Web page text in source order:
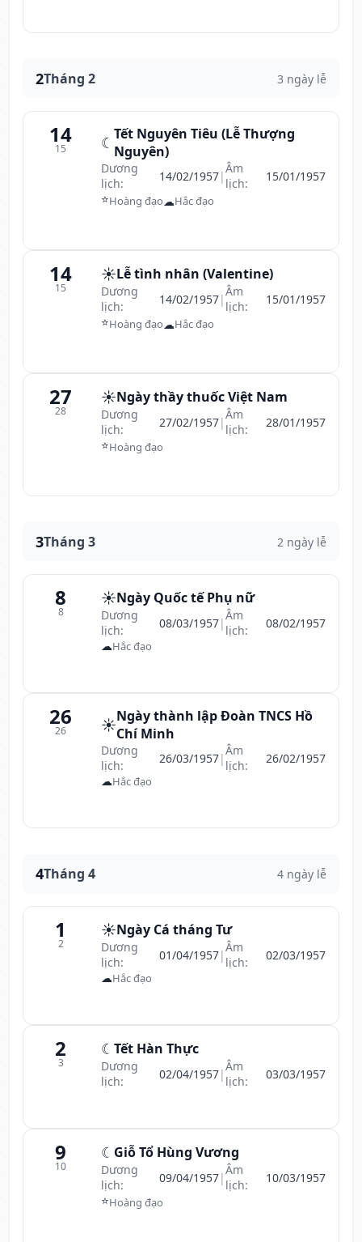
2Tháng 2 3 ngày lễ
14
15 ☾ Tết Nguyên Tiêu (Lễ Thượng
Nguyên)
Dương
lịch:
14/02/1957|Âm
lịch:
15/01/1957
⭐Hoàng đạo☁Hắc đạo
14
15
☀️Lễ tình nhân (Valentine)
Dương
lịch:
14/02/1957|Âm
lịch:
15/01/1957
⭐Hoàng đạo☁Hắc đạo
27
28
☀️Ngày thầy thuốc Việt Nam
Dương
lịch:
27/02/1957|Âm
lịch:
28/01/1957
⭐Hoàng đạo
3Tháng 3 2 ngày lễ
8
8
☀️Ngày Quốc tế Phụ nữ
Dương
lịch:
08/03/1957|Âm
lịch:
08/02/1957
☁Hắc đạo
26
26 ☀️Ngày thành lập Đoàn TNCS Hồ
Chí Minh
Dương
lịch:
26/03/1957|Âm
lịch:
26/02/1957
☁Hắc đạo
4Tháng 4 4 ngày lễ
1
2
☀️Ngày Cá tháng Tư
Dương
lịch:
01/04/1957|Âm
lịch:
02/03/1957
☁Hắc đạo
2
3
☾ Tết Hàn Thực
Dương
lịch:
02/04/1957|Âm
lịch:
03/03/1957
9
10
☾ Giỗ Tổ Hùng Vương
Dương
lịch:
09/04/1957|Âm
lịch:
10/03/1957
⭐Hoàng đạo